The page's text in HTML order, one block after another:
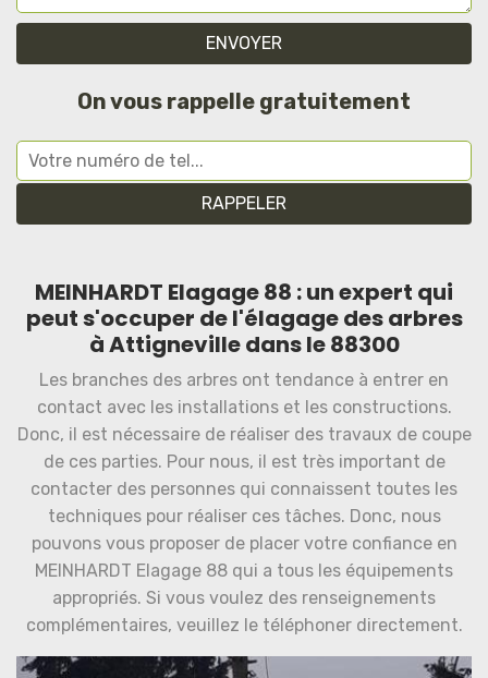
On vous rappelle gratuitement
MEINHARDT Elagage 88 : un expert qui
peut s'occuper de l'élagage des arbres
à Attigneville dans le 88300
Les branches des arbres ont tendance à entrer en
contact avec les installations et les constructions.
Donc, il est nécessaire de réaliser des travaux de coupe
de ces parties. Pour nous, il est très important de
contacter des personnes qui connaissent toutes les
techniques pour réaliser ces tâches. Donc, nous
pouvons vous proposer de placer votre confiance en
MEINHARDT Elagage 88 qui a tous les équipements
appropriés. Si vous voulez des renseignements
complémentaires, veuillez le téléphoner directement.